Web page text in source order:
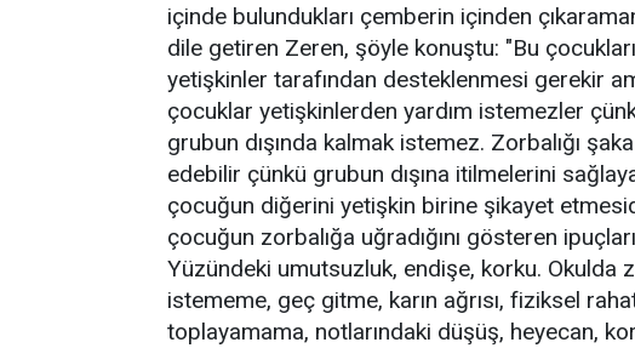
içinde bulundukları çemberin içinden
dile getiren Zeren, şöyle konuştu: "Bu
yetişkinler tarafından desteklenmesi gerekir
çocuklar yetişkinlerden yardım istemezler
grubun dışında kalmak istemez. Zorbalığı
edebilir çünkü grubun dışına itilmelerini
çocuğun diğerini yetişkin birine şikayet
çocuğun zorbalığa uğradığını gösteren
Yüzündeki umutsuzluk, endişe, korku. Okulda
istememe, geç gitme, karın ağrısı, fiziksel
toplayamama, notlarındaki düşüş, heyecan,